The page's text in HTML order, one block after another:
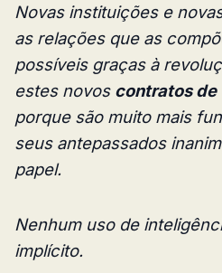
Novas instituições e
as relações que as
possíveis graças à
estes novos contratos de
porque são muito mais
seus antepassados
papel.
Nenhum uso de
implícito.